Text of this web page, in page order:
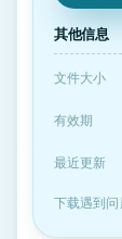
其他信息
文件大小
有效期
最近更新
下载遇到